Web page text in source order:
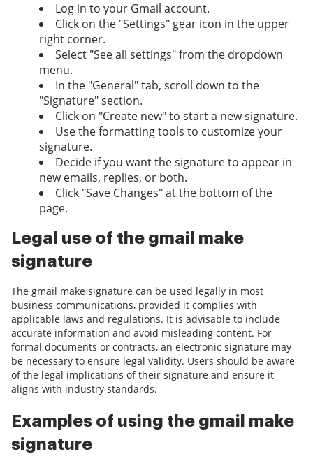
Log in to your Gmail account.
Click on the "Settings" gear icon in the upper
right corner.
Select "See all settings" from the dropdown
menu.
In the "General" tab, scroll down to the
"Signature" section.
Click on "Create new" to start a new signature.
Use the formatting tools to customize your
signature.
Decide if you want the signature to appear in
new emails, replies, or both.
Click "Save Changes" at the bottom of the
page.
Legal use of the gmail make
signature
The gmail make signature can be used legally in most
business communications, provided it complies with
applicable laws and regulations. It is advisable to include
accurate information and avoid misleading content. For
formal documents or contracts, an electronic signature may
be necessary to ensure legal validity. Users should be aware
of the legal implications of their signature and ensure it
aligns with industry standards.
Examples of using the gmail make
signature